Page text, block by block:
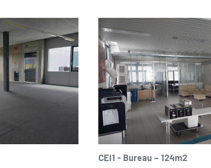
CEI1 - Bureau – 124m2